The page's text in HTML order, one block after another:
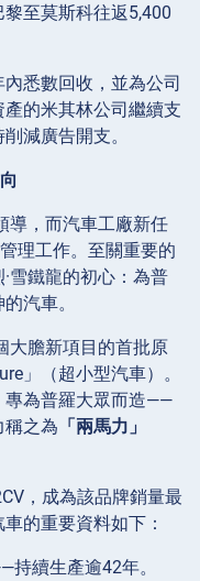
至莫斯科往返5,400
悉數回收，並為公司
的米其林公司繼續支
減廣告開支。
導，而汽車工廠新任
理工作。至關重要的
雪鐵龍的初心：為普
汽車。
大膽新項目的首批原
」（超小型汽車）。
專為普羅大眾而造——
稱之為 「兩馬力」
，成為該品牌銷量最
的重要資料如下：
持續生產逾42年。